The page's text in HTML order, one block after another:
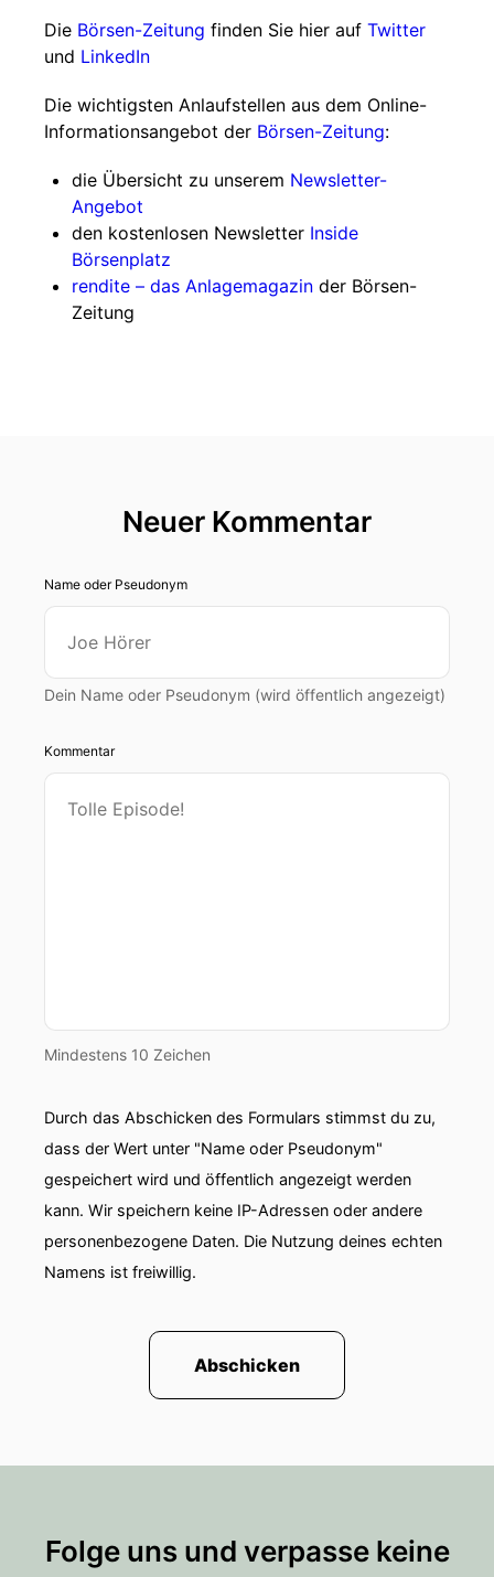
Die Börsen-Zeitung finden Sie hier auf Twitter
und LinkedIn
Die wichtigsten Anlaufstellen aus dem Online-
Informationsangebot der Börsen-Zeitung:
die Übersicht zu unserem Newsletter-
Angebot
den kostenlosen Newsletter Inside
Börsenplatz
rendite – das Anlagemagazin der Börsen-
Zeitung
Neuer Kommentar
Name oder Pseudonym
Dein Name oder Pseudonym (wird öffentlich angezeigt)
Kommentar
Mindestens 10 Zeichen
Durch das Abschicken des Formulars stimmst du zu,
dass der Wert unter "Name oder Pseudonym"
gespeichert wird und öffentlich angezeigt werden
kann. Wir speichern keine IP-Adressen oder andere
personenbezogene Daten. Die Nutzung deines echten
Namens ist freiwillig.
Abschicken
Folge uns und verpasse keine